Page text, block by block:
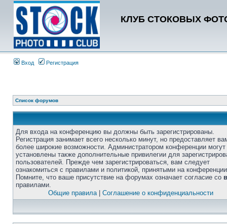
КЛУБ СТОКОВЫХ
Вход Регистрация
Список форумов
Для входа на конференцию вы должны быть зарегистрированы.
Регистрация занимает всего несколько минут, но предоставляет
более широкие возможности. Администратором конференции
установлены также дополнительные привилегии для
пользователей. Прежде чем зарегистрироваться, вам следует
ознакомиться с правилами и политикой, принятыми на
Помните, что ваше присутствие на форумах означает согласие со
правилами.
Общие правила| Соглашение о конфиденциальности